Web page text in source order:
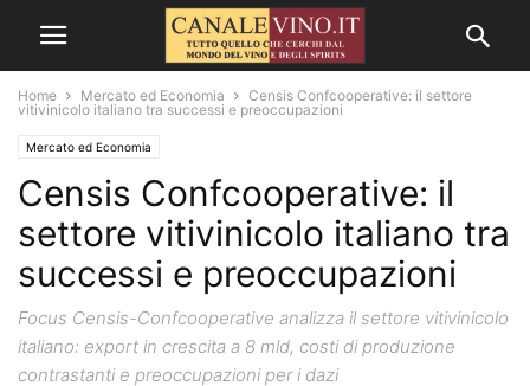
Home Mercato ed Economia
Censis Confcooperative: il settore
vitivinicolo italiano tra successi e preoccupazioni
Mercato ed Economia
Censis Confcooperative: il
settore vitivinicolo italiano tra
successi e preoccupazioni
Focus Censis-Confcooperative analizza il settore vitivinicolo
italiano: export in crescita a 8 mld, costi di produzione
contrastanti e preoccupazioni per i dazi